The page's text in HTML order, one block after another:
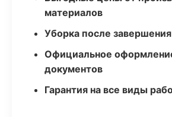
материалов
Уборка после
Официальное
документов
Гарантия на все виды